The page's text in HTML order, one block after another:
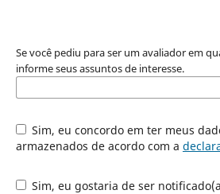
Se você pediu para ser um avaliador em
informe seus assuntos de interesse.
Sim, eu concordo em ter meus
armazenados de acordo com a
Sim, eu gostaria de ser